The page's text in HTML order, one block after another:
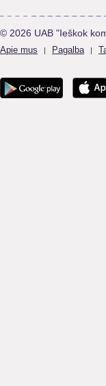
© 2026 UAB "Ieškok
Apie mus | Pagalba |